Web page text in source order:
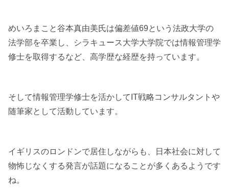
めいろまこと谷本真由美氏は偏差値69という法政大学の
法学部を卒業し、シラキュース大学大学院では情報管理学
修士を取得するなど、高学歴な経歴を持っています。
そして情報管理学修士を活かしてIT戦略コンサルタントや
随筆家として活動しています。
イギリスのロンドンで居住しながらも、日本社会に対して
物怖じなくする発言が話題になることが多くあるようです
ね。